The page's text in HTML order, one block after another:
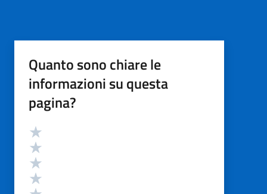
Quanto sono chiare le
informazioni su questa
pagina?
Valutazione